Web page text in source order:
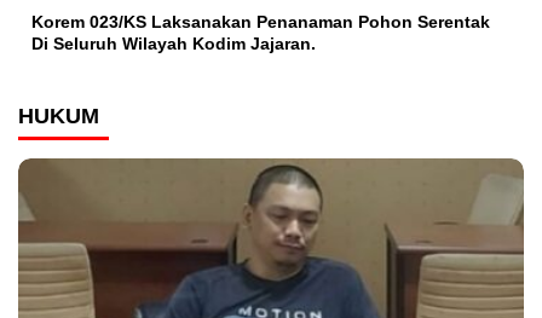
Korem 023/KS Laksanakan Penanaman Pohon Serentak
Di Seluruh Wilayah Kodim Jajaran.
HUKUM